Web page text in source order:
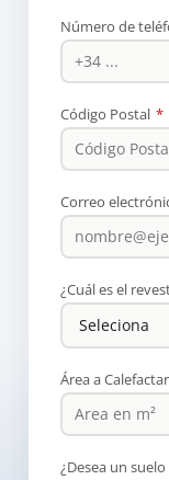
Número de
Código Postal *
Correo
¿Cuál es el
Área a
¿Desea un